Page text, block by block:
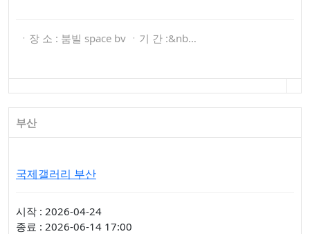
ㆍ장 소 : 붐빌 space bv ㆍ기 간 :&nb…
부산
국제갤러리 부산
시작 : 2026-04-24
종료 : 2026-06-14 17:00